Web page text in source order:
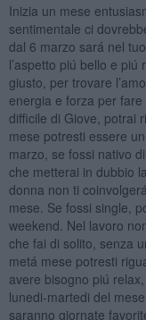
Inizia un mese
sentimentale ci
dal 6 marzo sará nel
l’aspetto piú bello e
giusto, per trovare
energia e forza per
difficile di Giove, potrai
mese potresti essere
marzo, se fossi nativo
che metterai in dubbio
donna non ti
mese. Se fossi single,
weekend. Nel lavoro
che fai di solito, senza
metá mese potresti
avere bisogno piú
lunedi-martedi del
saranno giornate